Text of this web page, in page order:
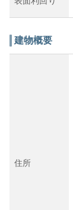
建物概要
住所